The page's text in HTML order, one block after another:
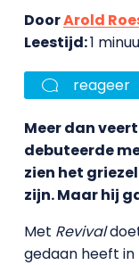
DoorArold
Leestijd:1
reageer
Meer dan
debuteerde
zien het
zijn. Maar hij
Met Revival
gedaan heeft in